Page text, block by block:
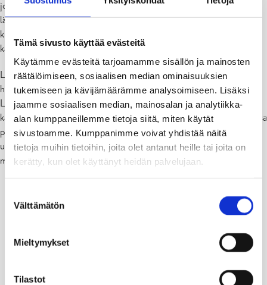
Tämä sivusto käyttää evästeitä
Käytämme evästeitä tarjoamamme sisällön ja mainosten
räätälöimiseen, sosiaalisen median ominaisuuksien
tukemiseen ja kävijämäärämme analysoimiseen. Lisäksi
jaamme sosiaalisen median, mainosalan ja analytiikka-
alan kumppaneillemme tietoja siitä, miten käytät
sivustoamme. Kumppanimme voivat yhdistää näitä
tietoja muihin tietoihin, joita olet antanut heille tai joita on
kerätty, kun olet käyttänyt heidän palvelujaan.
valinta
Välttämätön
Mieltymykset
Tilastot
jotka hidastavat veden virtausta. Luonnonmukainen perkaus koskee
lähes koko jokiuomaa, Lepinjärveltä Tunalundiin saakka. Noin 5
kilometriä pitkä kaksitasouoma tulee olemaan pisin Suomessa
kaivettu.
Luonnonmukaisen peruskuivatusmenetelmän tarkoitus on palauttaa
hallitusti joen luonnollista mahdollisuutta tulvia.
Luonnon monimuotoisuus hyötyy luonnonmukaisten menetelmien
käytöstä ja uoman ylläpitokaivuun tarve vähenee. Luonnonmukaisessa
perkauksessa joen alivesiuoma jätetään koskemattomaksi, mutta
uoman vedenjohtokykyä parannetaan kaivamalla tulvatasanteet joko
molemminpuolisesti tai vain yhdelle puolelle uomaa.